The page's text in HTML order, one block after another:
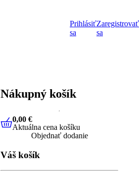
Prihlásiť
sa
Zaregistrovať
sa
Nákupný košík
0,00 €Aktuálna cena košíku
0,00 €
Aktuálna cena košíku
Objednať dodanie
Váš košík